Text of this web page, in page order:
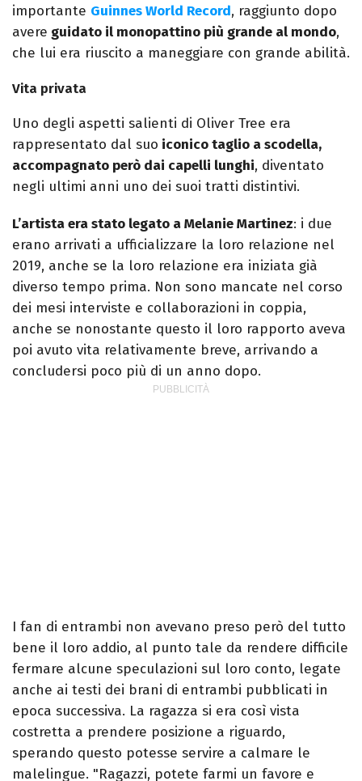
importante Guinnes World Record, raggiunto dopo
avere guidato il monopattino più grande al mondo,
che lui era riuscito a maneggiare con grande abilità.
Vita privata
Uno degli aspetti salienti di Oliver Tree era
rappresentato dal suo iconico taglio a scodella,
accompagnato però dai capelli lunghi, diventato
negli ultimi anni uno dei suoi tratti distintivi.
L’artista era stato legato a Melanie Martinez: i due
erano arrivati a ufficializzare la loro relazione nel
2019, anche se la loro relazione era iniziata già
diverso tempo prima. Non sono mancate nel corso
dei mesi interviste e collaborazioni in coppia,
anche se nonostante questo il loro rapporto aveva
poi avuto vita relativamente breve, arrivando a
concludersi poco più di un anno dopo.
I fan di entrambi non avevano preso però del tutto
bene il loro addio, al punto tale da rendere difficile
fermare alcune speculazioni sul loro conto, legate
anche ai testi dei brani di entrambi pubblicati in
epoca successiva. La ragazza si era così vista
costretta a prendere posizione a riguardo,
sperando questo potesse servire a calmare le
malelingue. "Ragazzi, potete farmi un favore e